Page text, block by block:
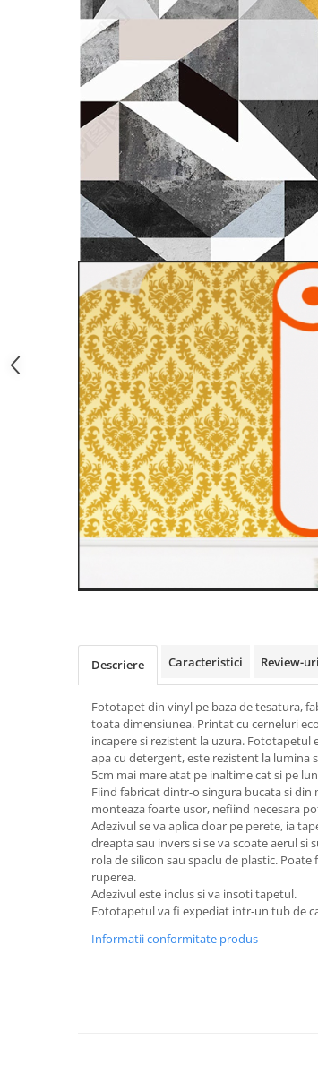
Descriere Caracteristici Review-uri
Fototapet din vinyl pe baza de tesatura,
toata dimensiunea. Printat cu cerneluri
incapere si rezistent la uzura. Fototapetul
apa cu detergent, este rezistent la lumina
5cm mai mare atat pe inaltime cat si pe
Fiind fabricat dintr-o singura bucata si din
monteaza foarte usor, nefiind necesara
Adezivul se va aplica doar pe perete, ia
dreapta sau invers si se va scoate aerul
rola de silicon sau spaclu de plastic.
ruperea.
Adezivul este inclus si va insoti tapetul.
Fototapetul va fi expediat intr-un tub de
Informatii conformitate produs